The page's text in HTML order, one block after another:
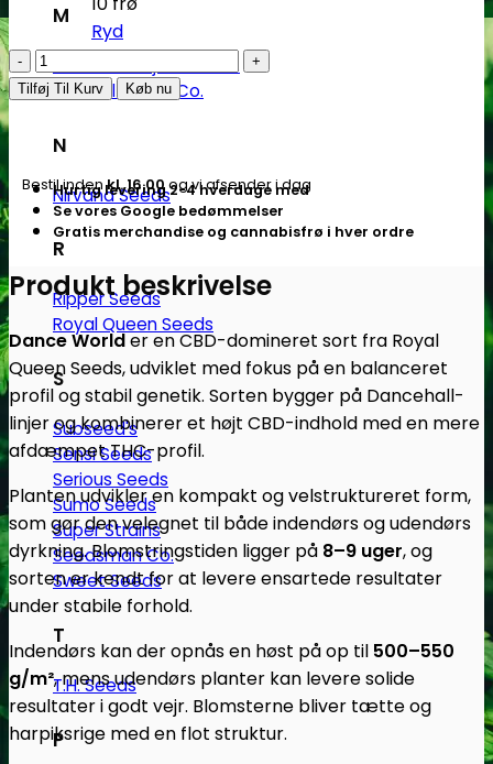
M
Medical Seeds Co.
N
Nirvana Seeds
R
Ripper Seeds
Royal Queen Seeds
S
Subseed's
Sensi Seeds
Serious Seeds
Sumo Seeds
Super Strains
Seedsman Co.
Sweet Seeds
T
T.H. Seeds
P
Ryd
Dance
World
CBD
|
Royal
Queen
Seeds
antal
Tilføj Til Kurv Køb nu
Bestil indenkl. 16.00og vi afsender i dag
Hurtig levering 2-4 hverdage med
Se vores Google bedømmelser
Gratis merchandise og cannabisfrø i hver ordre
Produkt beskrivelse
Dance Worlder en CBD-domineret sort fra Royal
Queen Seeds, udviklet med fokus på en balanceret
profil og stabil genetik. Sorten bygger på Dancehall-
linjer og kombinerer et højt CBD-indhold med en mere
afdæmpet THC-profil.
Planten udvikler en kompakt og velstruktureret form,
som gør den velegnet til både indendørs og udendørs
dyrkning. Blomstringstiden ligger på 8–9 uger, og
sorten er kendt for at levere ensartede resultater
under stabile forhold.
Indendørs kan der opnås en høst på op til 500–550
g/m², mens udendørs planter kan levere solide
resultater i godt vejr. Blomsterne bliver tætte og
harpiksrige med en flot struktur.